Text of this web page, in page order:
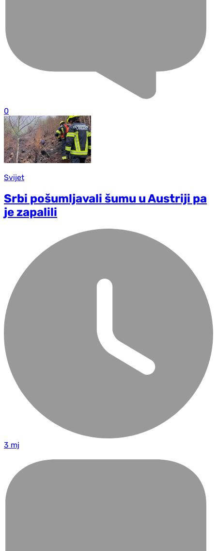
0
Svijet
Srbi pošumljavali šumu u Austriji pa
je zapalili
3 mj